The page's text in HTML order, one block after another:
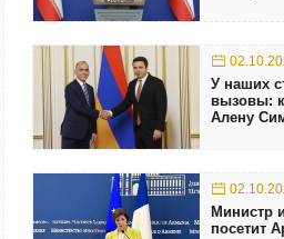
У наших
вызовы:
Алену
Министр
посетит